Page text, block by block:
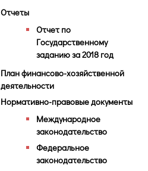
Отчеты
Отчет по
Государственному
заданию за 2018 год
План финансово-хозяйственной
деятельности
Нормативно-правовые документы
Международное
законодательство
Федеральное
законодательство